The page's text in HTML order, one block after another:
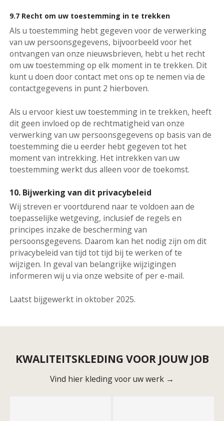
9.7 Recht om uw toestemming in te trekken
Als u toestemming hebt gegeven voor de verwerking
van uw persoonsgegevens, bijvoorbeeld voor het
ontvangen van onze nieuwsbrieven, hebt u het recht
om uw toestemming op elk moment in te trekken. Dit
kunt u doen door contact met ons op te nemen via de
contactgegevens in punt 2 hierboven.
Als u ervoor kiest uw toestemming in te trekken, heeft
dit geen invloed op de rechtmatigheid van onze
verwerking van uw persoonsgegevens op basis van de
toestemming die u eerder hebt gegeven tot het
moment van intrekking. Het intrekken van uw
toestemming werkt dus alleen voor de toekomst.
10. Bijwerking van dit privacybeleid
Wij streven er voortdurend naar te voldoen aan de
toepasselijke wetgeving, inclusief de regels en
principes inzake de bescherming van
persoonsgegevens. Daarom kan het nodig zijn om dit
privacybeleid van tijd tot tijd bij te werken of te
wijzigen. In geval van belangrijke wijzigingen
informeren wij u via onze website of per e-mail.
Laatst bijgewerkt in oktober 2025.
KWALITEITSKLEDING VOOR JOUW JOB
Vind hier kleding voor uw werk →